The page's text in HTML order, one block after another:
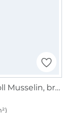
Baumwoll Musselin, brombeere